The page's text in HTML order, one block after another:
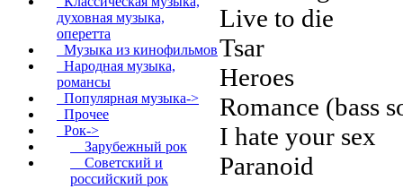
духовная музыка,
оперетта
Музыка из кинофильмов
Народная музыка,
романсы
Популярная музыка->
Прочее
Рок->
Зарубежный рок
Советский и
российский рок
Live to die
Tsar
Heroes
Romance (bass
I hate your sex
Paranoid